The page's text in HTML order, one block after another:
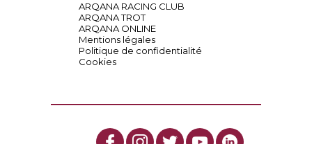
ARQANA RACING CLUB
ARQANA TROT
ARQANA ONLINE
Mentions légales
Politique de confidentialité
Cookies